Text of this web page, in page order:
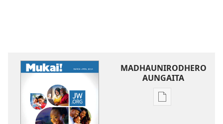
MADHAUNIRODHERO
AUNGAITA
Nzira